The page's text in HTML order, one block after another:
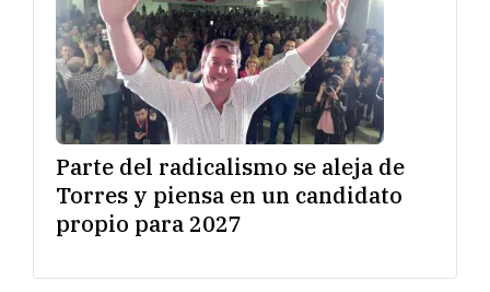
Parte del radicalismo se aleja de
Torres y piensa en un candidato
propio para 2027